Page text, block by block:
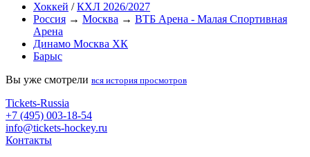
Хоккей /КХЛ 2026/2027
Россия → Москва → ВТБ Арена - Малая Спортивная
Арена
Динамо Москва ХК
Барыс
Вы уже смотрели вся история просмотров
Tickets-Russia
+7 (495) 003-18-54
info@tickets-hockey.ru
Контакты